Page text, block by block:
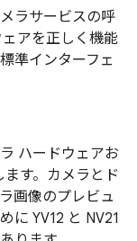
ラサービスの呼
アを正しく機能
準インターフェ
ハードウェアお
す。カメラとド
画像のプレビュ
に YV12 と NV21